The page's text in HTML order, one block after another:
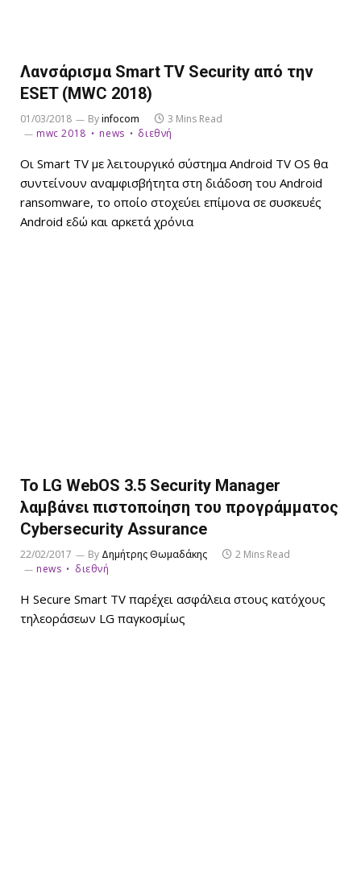
Λανσάρισμα Smart TV Security από την
ESET (MWC 2018)
01/03/2018 Byinfocom
3 Mins Read
mwc 2018
news διεθνή
Οι Smart TV με λειτουργικό σύστημα Android TV OS θα
συντείνουν αναμφισβήτητα στη διάδοση του Android
ransomware, το οποίο στοχεύει επίμονα σε συσκευές
Android εδώ και αρκετά χρόνια
Το LG WebOS 3.5 Security Manager
λαμβάνει πιστοποίηση του προγράμματος
Cybersecurity Assurance
22/02/2017 By Δημήτρης Θωμαδάκης
2 Mins Read
news
διεθνή
Η Secure Smart TV παρέχει ασφάλεια στους κατόχους
τηλεοράσεων LG παγκοσμίως